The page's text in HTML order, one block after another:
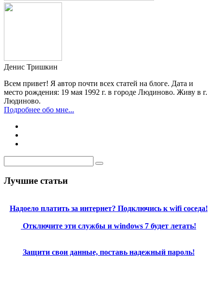
Денис Тришкин
Всем привет! Я автор почти всех статей на блоге. Дата и
место рождения: 19 мая 1992 г. в городе Людиново. Живу в г.
Людиново.
Подробнее обо мне...
Лучшие статьи
Надоело платить за интернет? Подключись к wifi соседа!
Отключите эти службы и windows 7 будет летать!
Защити свои данные, поставь надежный пароль!